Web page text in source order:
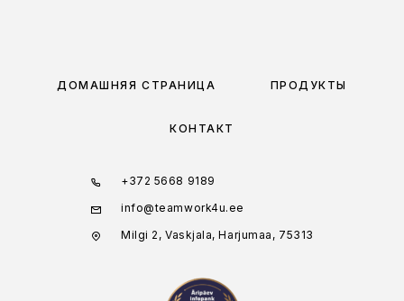
ДОМАШНЯЯ СТРАНИЦА ПРОДУКТЫ
КОНТАКТ
+372 5668 9189
info@teamwork4u.ee
Milgi 2, Vaskjala, Harjumaa, 75313